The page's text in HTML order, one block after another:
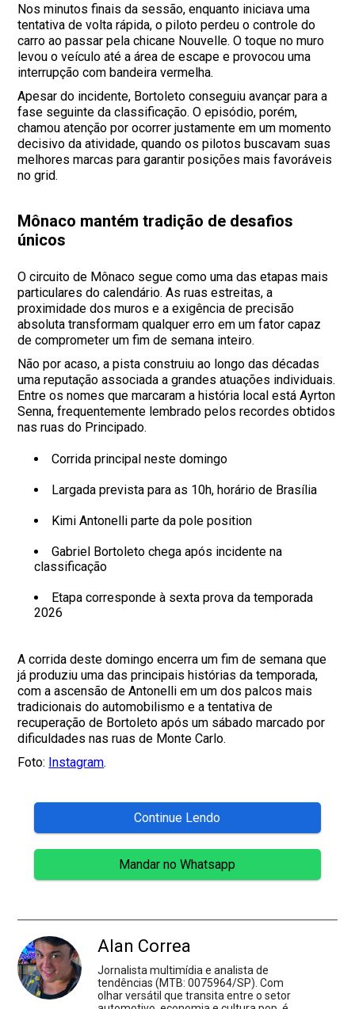
Nos minutos finais da sessão, enquanto iniciava uma
tentativa de volta rápida, o piloto perdeu o controle do
carro ao passar pela chicane Nouvelle. O toque no muro
levou o veículo até a área de escape e provocou uma
interrupção com bandeira vermelha.
Apesar do incidente, Bortoleto conseguiu avançar para a
fase seguinte da classificação. O episódio, porém,
chamou atenção por ocorrer justamente em um momento
decisivo da atividade, quando os pilotos buscavam suas
melhores marcas para garantir posições mais favoráveis
no grid.
Mônaco mantém tradição de desafios
únicos
O circuito de Mônaco segue como uma das etapas mais
particulares do calendário. As ruas estreitas, a
proximidade dos muros e a exigência de precisão
absoluta transformam qualquer erro em um fator capaz
de comprometer um fim de semana inteiro.
Não por acaso, a pista construiu ao longo das décadas
uma reputação associada a grandes atuações individuais.
Entre os nomes que marcaram a história local está Ayrton
Senna, frequentemente lembrado pelos recordes obtidos
nas ruas do Principado.
Corrida principal neste domingo
Largada prevista para as 10h, horário de Brasília
Kimi Antonelli parte da pole position
Gabriel Bortoleto chega após incidente na
classificação
Etapa corresponde à sexta prova da temporada
2026
A corrida deste domingo encerra um fim de semana que
já produziu uma das principais histórias da temporada,
com a ascensão de Antonelli em um dos palcos mais
tradicionais do automobilismo e a tentativa de
recuperação de Bortoleto após um sábado marcado por
dificuldades nas ruas de Monte Carlo.
Foto: Instagram.
Continue Lendo
Mandar no Whatsapp
Alan Correa
Jornalista multimídia e analista de
tendências (MTB: 0075964/SP). Com
olhar versátil que transita entre o setor